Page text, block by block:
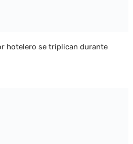
hotelero se triplican durante